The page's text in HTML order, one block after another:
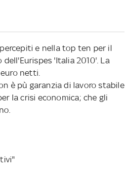
e nella top ten per il
'Italia 2010'. La
netti.
è pù garanzia di lavoro stabile
la crisi economica; che gli